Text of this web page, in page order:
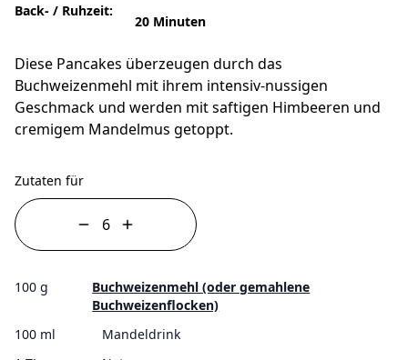
Back- / Ruhzeit:
20 Minuten
Diese Pancakes überzeugen durch das
Buchweizenmehl mit ihrem intensiv-nussigen
Geschmack und werden mit saftigen Himbeeren und
cremigem Mandelmus getoppt.
Zutaten für
100 g
Buchweizenmehl (oder gemahlene
Buchweizenflocken)
100 ml
Mandeldrink